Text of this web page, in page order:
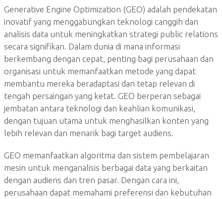
Generative Engine Optimization (GEO) adalah pendekatan
inovatif yang menggabungkan teknologi canggih dan
analisis data untuk meningkatkan strategi public relations
secara signifikan. Dalam dunia di mana informasi
berkembang dengan cepat, penting bagi perusahaan dan
organisasi untuk memanfaatkan metode yang dapat
membantu mereka beradaptasi dan tetap relevan di
tengah persaingan yang ketat. GEO berperan sebagai
jembatan antara teknologi dan keahlian komunikasi,
dengan tujuan utama untuk menghasilkan konten yang
lebih relevan dan menarik bagi target audiens.
GEO memanfaatkan algoritma dan sistem pembelajaran
mesin untuk menganalisis berbagai data yang berkaitan
dengan audiens dan tren pasar. Dengan cara ini,
perusahaan dapat memahami preferensi dan kebutuhan